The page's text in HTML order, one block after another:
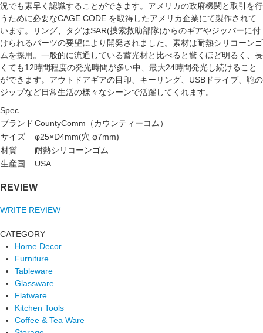
況でも素早く認識することができます。アメリカの政府機関と取引を行
うために必要なCAGE CODE を取得したアメリカ企業にて製作されて
います。リング、タグはSAR(捜索救助部隊)からのギアやジッパーに付
けられるパーツの要望により開発されました。素材は耐熱シリコーンゴ
ムを採用。一般的に流通している蓄光材と比べると驚くほど明るく、長
くても12時間程度の発光時間が多い中、最大24時間発光し続けること
ができます。アウトドアギアの目印、キーリング、USBドライブ、鞄の
ジップなど日常生活の様々なシーンで活躍してくれます。
Spec
ブランド CountyComm（カウンティーコム）
サイズ
φ25×D4mm(穴 φ7mm)
材質
耐熱シリコーンゴム
生産国
USA
REVIEW
WRITE REVIEW
CATEGORY
Home Decor
Furniture
Tableware
Glassware
Flatware
Kitchen Tools
Coffee & Tea Ware